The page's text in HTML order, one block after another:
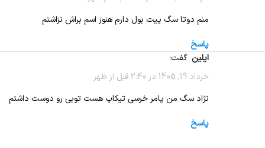
منم دوتا سگ پیت بول دارم هنوز اسم براش نزاشتم
پاسخ
ایلین گفت:
خرداد 19, 1405 در 2:40 قبل از ظهر
نژاد سگ من پامر خرسی تیکاپ هست توبی رو دوست داشتم
پاسخ